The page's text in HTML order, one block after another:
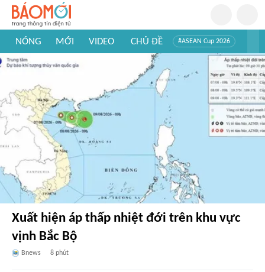
NÓNG MỚI VIDEO CHỦ ĐỀ #ASEAN Cup 2026
#Trí tuệ nhân tạo
#Khám phá Việt Nam
Xuất hiện áp thấp nhiệt đới trên khu vực
vịnh Bắc Bộ
Bnews 8 phút